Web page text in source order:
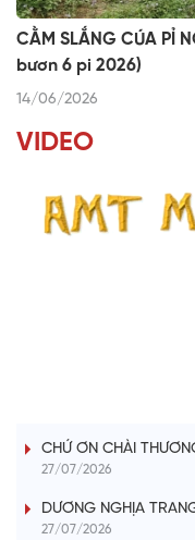
CẰM SLẮNG CÚA PỈ
bươn 6 pi 2026)
14/06/2026
VIDEO
CHỨ ƠN CHÀI
27/07/2026
DƯƠNG NGHỊA
27/07/2026